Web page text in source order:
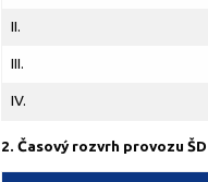
II.
III.
IV.
2. Časový rozvrh provozu ŠD